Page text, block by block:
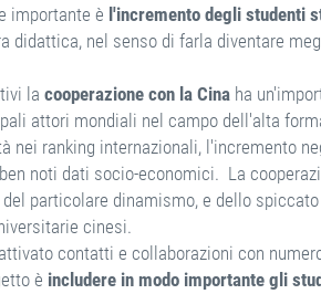
importante è l'incremento degli studenti
didattica, nel senso di farla diventare
la cooperazione con la Cina ha
attori mondiali nel campo dell'alta
nei ranking internazionali, l'incremento
noti dati socio-economici. La
particolare dinamismo, e dello
cinesi.
contatti e collaborazioni con
è includere in modo importante gli